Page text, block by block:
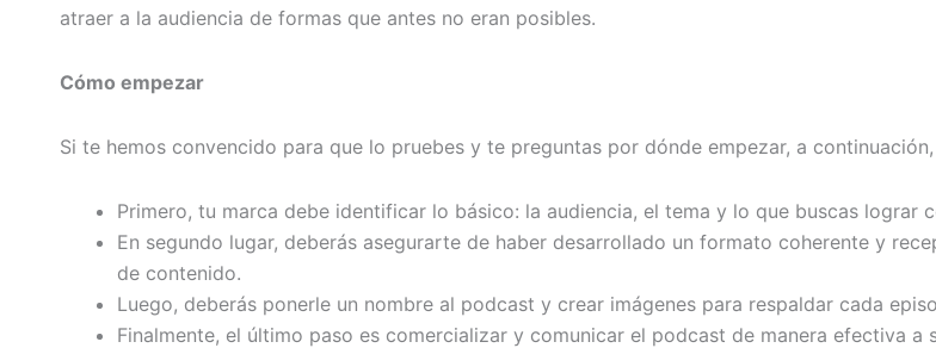
atraer a la audiencia de formas que antes no eran posibles.
Cómo empezar
Si te hemos convencido para que lo pruebes y te preguntas por dónde empezar, a
Primero, tu marca debe identificar lo básico: la audiencia, el tema y lo que buscas lograr
En segundo lugar, deberás asegurarte de haber desarrollado un formato coherente y
de contenido.
Luego, deberás ponerle un nombre al podcast y crear imágenes para respaldar cada
Finalmente, el último paso es comercializar y comunicar el podcast de manera efectiva a